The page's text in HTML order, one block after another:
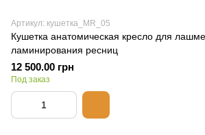
Артикул: кушетка_MR_05
Кушетка анатомическая кресло для
ламинирования ресниц
12 500.00 грн
Под заказ